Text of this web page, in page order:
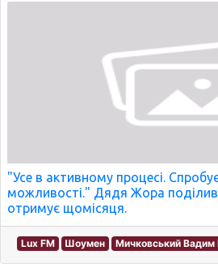
"Усе в активному процесі.
можливості." Дядя Жора
отримує щомісяця.
Lux FM Шоумен Мичковський Вадим